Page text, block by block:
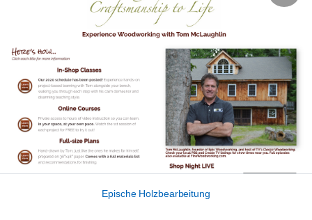
Epische Holzbearbeitung